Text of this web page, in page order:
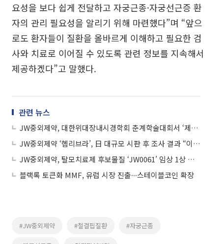
요성을 보다 쉽게 전달하고 자궁근종·자궁선근증 환
자의 관리 필요성을 알리기 위해 마련했다”며 “앞으
로도 환자들이 질환을 올바르게 이해하고 필요한 검
사와 치료로 이어질 수 있도록 관련 정보를 지속해서
제공하겠다”고 말했다.
관련 뉴스
JW중외제약, 대한위대장내시경학회 춘계학술대회서 ‘제이클’ 심포지엄 개최
JW중외제약 ‘헴리브라’, 日 대규모 시판 후 조사 결과 “이상 반응 없어”
JW중외제약, 탈모치료제 후보물질 ‘JW0061’ 임상 1상 승인
블랙록 토큰화 MMF, 유럽 시장 진출∙∙∙스테이블코인 확장
#JW중외제약 #철결핍질환 #자궁근종